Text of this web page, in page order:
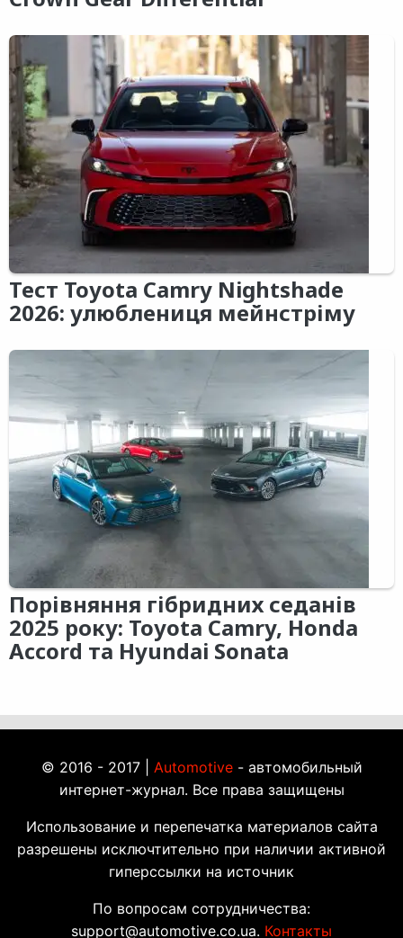
Тест Toyota Camry Nightshade
2026: улюблениця мейнстріму
Порівняння гібридних седанів
2025 року: Toyota Camry, Honda
Accord та Hyundai Sonata
© 2016 - 2017 | Automotive- автомобильный
интернет-журнал. Все права защищены
Использование и перепечатка материалов сайта
разрешены исключтительно при наличии активной
гиперссылки на источник
По вопросам сотрудничества:
support@automotive.co.ua. Контакты